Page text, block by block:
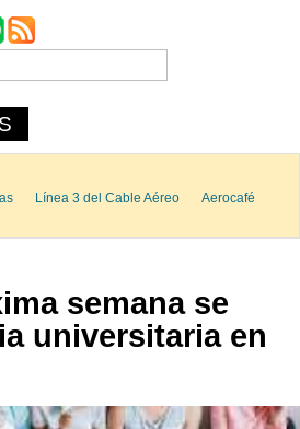
Línea 3 del Cable Aéreo
Aerocafé
semana se
universitaria en